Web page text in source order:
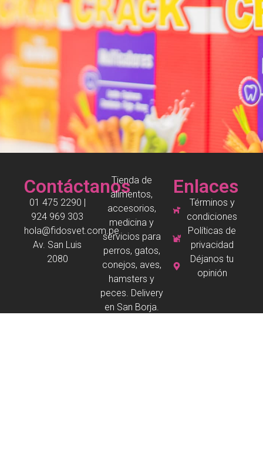
Contáctanos
01 475 2290 |
924 969 303
hola@fidosvet.com.pe
Av. San Luis
2080
Tienda de
alimentos,
accesorios,
medicina y
servicios para
perros, gatos,
conejos, aves,
hamsters y
peces. Delivery
en San Borja.
Enlaces
Términos y
condiciones
Políticas de
privacidad
Déjanos tu
opinión